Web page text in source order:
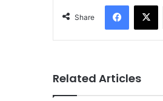
Share
Related Articles